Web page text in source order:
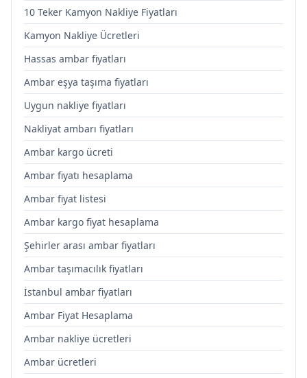
10 Teker Kamyon Nakliye Fiyatları
Kamyon Nakliye Ücretleri
Hassas ambar fiyatları
Ambar eşya taşıma fiyatları
Uygun nakliye fiyatları
Nakliyat ambarı fiyatları
Ambar kargo ücreti
Ambar fiyatı hesaplama
Ambar fiyat listesi
Ambar kargo fiyat hesaplama
Şehirler arası ambar fiyatları
Ambar taşımacılık fiyatları
İstanbul ambar fiyatları
Ambar Fiyat Hesaplama
Ambar nakliye ücretleri
Ambar ücretleri